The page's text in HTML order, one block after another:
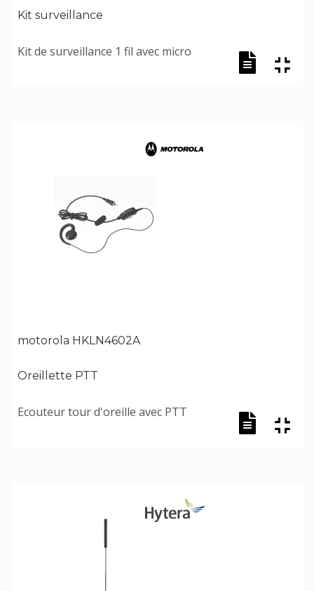
Kit surveillance
Kit de surveillance 1 fil avec micro
motorola HKLN4602A
Oreillette PTT
Ecouteur tour d'oreille avec PTT